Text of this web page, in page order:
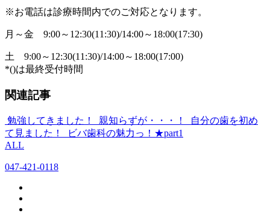
※お電話は診療時間内でのご対応となります。
月～金 9:00～12:30(11:30)/14:00～18:00(17:30)
土 9:00～12:30(11:30)/14:00～18:00(17:00)
*()は最終受付時間
関連記事
勉強してきました！ 親知らずが・・・！
自分の歯を初め
て見ました！
ビバ歯科の魅力っ！★part1
ALL
047-421-0118